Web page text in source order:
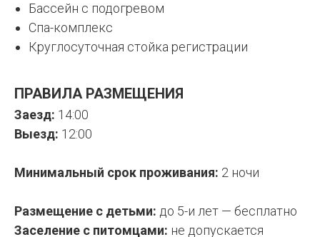
Бассейн с подогревом
Спа-комплекс
Круглосуточная стойка регистрации
ПРАВИЛА РАЗМЕЩЕНИЯ
Заезд: 14:00
Выезд: 12:00
Минимальный срок проживания: 2 ночи
Размещение с детьми: до 5-и лет — бесплатно
Заселение с питомцами: не допускается